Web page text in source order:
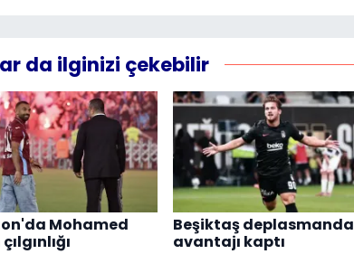
da ilginizi çekebilir
Mohamed
Beşiktaş deplasmanda
avantajı kaptı